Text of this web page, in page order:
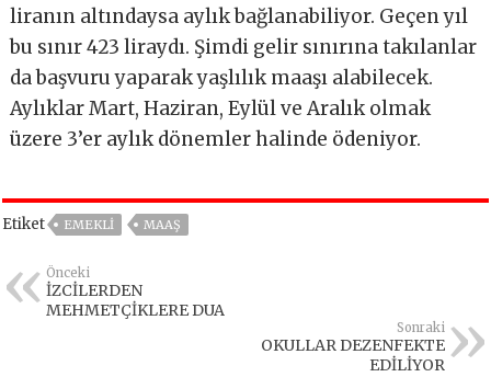
liranın altındaysa aylık bağlanabiliyor. Geçen yıl
bu sınır 423 liraydı. Şimdi gelir sınırına takılanlar
da başvuru yaparak yaşlılık maaşı alabilecek.
Aylıklar Mart, Haziran, Eylül ve Aralık olmak
üzere 3’er aylık dönemler halinde ödeniyor.
Etiket EMEKLİ MAAŞ
Önceki
İZCİLERDEN
MEHMETÇİKLERE DUA
Sonraki
OKULLAR DEZENFEKTE
EDİLİYOR